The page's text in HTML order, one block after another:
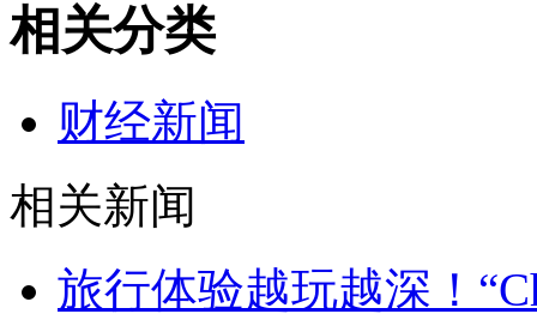
相关分类
财经新闻
相关新闻
旅行体验越玩越深！